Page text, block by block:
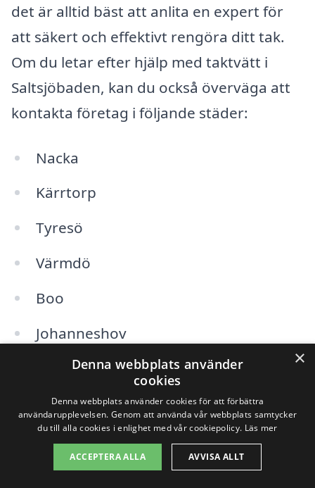
det är alltid bäst att anlita en expert för
att säkert och effektivt rengöra ditt tak.
Om du letar efter hjälp med taktvätt i
Saltsjöbaden, kan du också överväga att
kontakta företag i följande städer:
Nacka
Kärrtorp
Tyresö
Värmdö
Boo
Johanneshov
Vellinge
Järla
Hästhagen
×
Denna webbplats använder
cookies
Denna webbplats använder cookies för att förbättra
användarupplevelsen. Genom att använda vår webbplats samtycker
du till alla cookies i enlighet med vår cookiepolicy. Läs mer
ACCEPTERA ALLA AVVISA ALLT